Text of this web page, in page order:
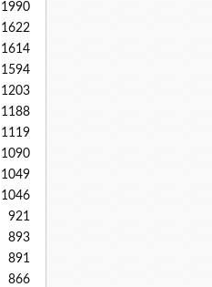
1990
1622
1614
1594
1203
1188
1119
1090
1049
1046
921
893
891
866